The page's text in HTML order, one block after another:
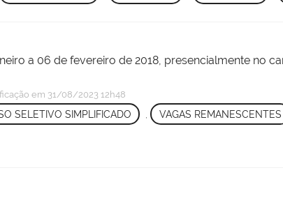
a 06 de fevereiro de 2018, presencialmente no
em 31/08/2023 12h48
SELETIVO SIMPLIFICADO , VAGAS REMANESCENTES